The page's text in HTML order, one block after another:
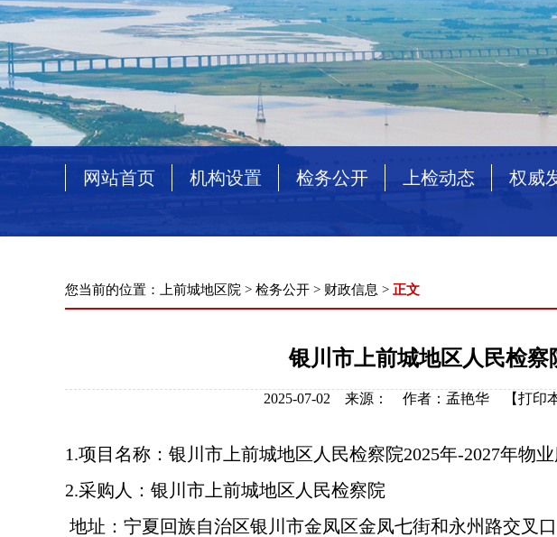
网站首页 机构设置 检务公开 上检动态 权威
您当前的位置： 上前城地区院 > 检务公开 > 财政信息 > 正文
银川市上前城地区人民检察
2025-07-02 来源： 作者：孟艳华 【打印
1.项目名称： 银川市上前城地区人民检察院2025年-2027年物
2.采购人：银川市上前城地区人民检察院
地址：宁夏回族自治区银川市金凤区金凤七街和永州路交叉口